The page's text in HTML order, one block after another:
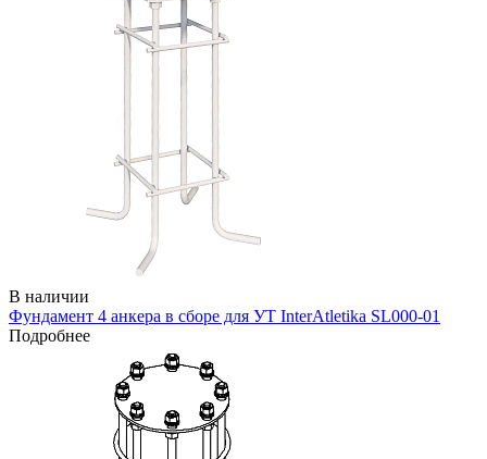
В наличии
Фундамент 4 анкера в сборе для УТ InterAtletika SL000-01
Подробнее